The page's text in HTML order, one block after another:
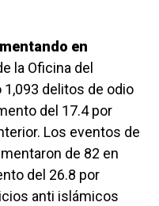
en
la Oficina del
1,093 delitos de odio
del 17.4 por
Los eventos de
de 82 en
del 26.8 por
anti islámicos